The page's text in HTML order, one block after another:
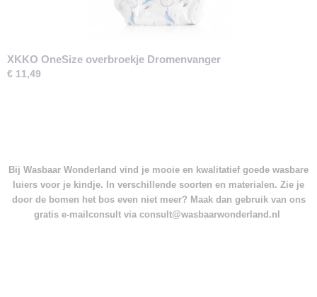
XKKO OneSize overbroekje Dromenvanger
€ 11,49
Bij Wasbaar Wonderland vind je mooie en kwalitatief goede wasbare
luiers voor je kindje. In verschillende soorten en materialen. Zie je
door de bomen het bos even niet meer? Maak dan gebruik van ons
gratis e-mailconsult via consult@wasbaarwonderland.nl